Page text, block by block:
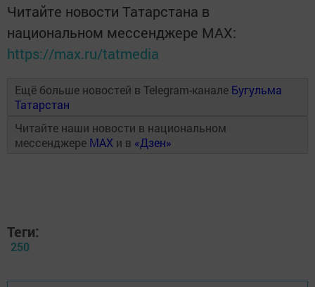
Читайте новости Татарстана в
национальном мессенджере MАХ:
https://max.ru/tatmedia
Ещё больше новостей в Telegram-канале Бугульма
Татарстан
Читайте наши новости в национальном
мессенджере MAX и в «Дзен»
Теги:
250